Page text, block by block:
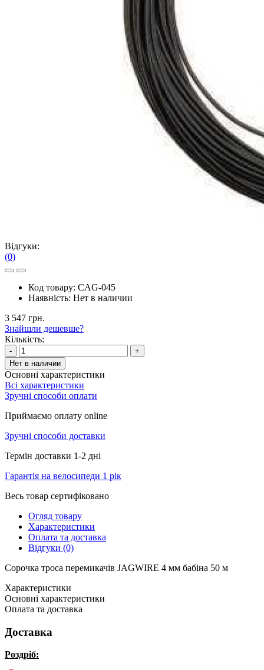
Відгуки:
(0)
Код товару: CAG-045
Наявність: Нет в наличии
3 547 грн.
Знайшли дешевше?
Кількість:
-
+
Нет в наличии
Основні характеристики
Всі характеристики
Зручні способи оплати
Приймаємо оплату online
Зручні способи доставки
Термін доставки 1-2 дні
Гарантія на велосипеди 1 рік
Весь товар сертифіковано
Огляд товару
Характеристики
Оплата та доставка
Відгуки (0)
Сорочка троса перемикачів JAGWIRE 4 мм бабіна 50 м
Характеристики
Основні характеристики
Оплата та доставка
Доставка
Роздріб: